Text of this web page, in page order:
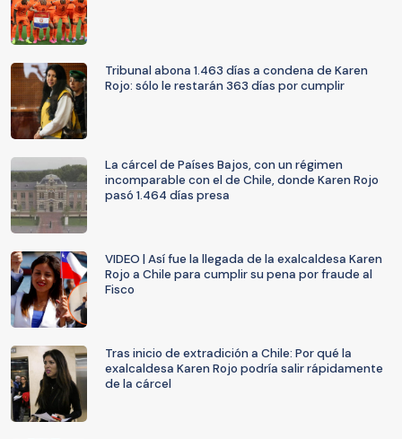
Tribunal abona 1.463 días a condena de Karen
Rojo: sólo le restarán 363 días por cumplir
La cárcel de Países Bajos, con un régimen
incomparable con el de Chile, donde Karen Rojo
pasó 1.464 días presa
VIDEO | Así fue la llegada de la exalcaldesa Karen
Rojo a Chile para cumplir su pena por fraude al
Fisco
Tras inicio de extradición a Chile: Por qué la
exalcaldesa Karen Rojo podría salir rápidamente
de la cárcel